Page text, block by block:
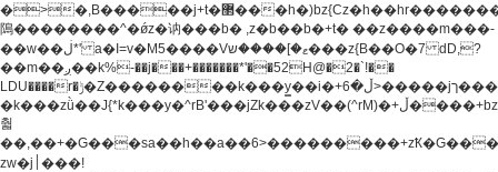
�>�,B�����j+t�޲���h�)bz{Cz�h��hr�������V��O��,����^j۫z�á'(�f�u�^r�b�w�
隝��������^�ǿz�讷���b� ,z�b��b�+t� ��z����m���-
��w��ڶ*' a�I=v�M5����Vޱ�]����ש���z{B��O�7 dD,?
��m��ږ��k%-��j���+�������*'��52H@�2�`!��
LDU����r�ݱ�Z��������k���y͇��i�+ڵ�6>�����jך���!
�k���zǜ��J{*k���y�^rB'���jZk���zV��(^rM)�+ڵ����+bz�k���z�)�+ڵ�rnnX�~�ܶ*'r�
춻
zw�j׀���!